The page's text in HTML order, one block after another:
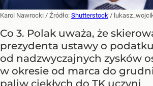
Karol Nawrocki / Źródło: Shutterstock /
Co 3. Polak uważa, że
prezydenta ustawy o podatku
od nadzwyczajnych zysków
w okresie od marca do